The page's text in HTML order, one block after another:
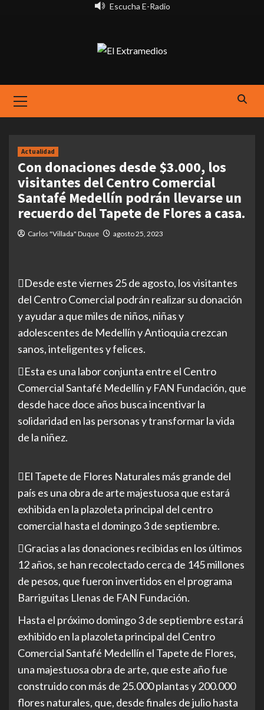
Escucha E-Radio
Menu
Actualidad
Con donaciones desde $3.000, los
visitantes del Centro Comercial
Santafé Medellín podrán llevarse un
recuerdo del Tapete de Flores a casa.
Carlos "Villada" Duque agosto 25, 2023
Desde este viernes 25 de agosto, los visitantes
del Centro Comercial podrán realizar su donación
y ayudar a que miles de niños, niñas y
adolescentes de Medellín y Antioquia crezcan
sanos, inteligentes y felices.
Esta es una labor conjunta entre el Centro
Comercial Santafé Medellín y FAN Fundación, que
desde hace doce años busca incentivar la
solidaridad en las personas y transformar la vida
de la niñez.
El Tapete de Flores Naturales más grande del
país es una obra de arte majestuosa que estará
exhibida en la plazoleta principal del centro
comercial hasta el domingo 3 de septiembre.
Gracias a las donaciones recibidas en los últimos
12 años, se han recolectado cerca de 145 millones
de pesos, que fueron invertidos en el programa
Barriguitas Llenas de FAN Fundación.
Hasta el próximo domingo 3 de septiembre estará
exhibido en la plazoleta principal del Centro
Comercial Santafé Medellín el Tapete de Flores,
una majestuosa obra de arte, que este año fue
construido con más de 25.000 plantas y 200.000
flores naturales, que, desde finales de julio hasta